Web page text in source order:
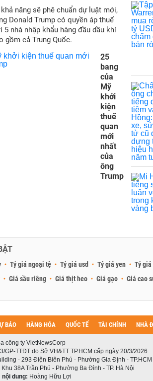
năng sẽ phê chuẩn dự luật mới,
Donald Trump có quyền áp thuế
5 nhà nhập khẩu hàng đầu dầu khí
gồm cả Trung Quốc.
25
bang
của
Mỹ
khởi
kiện
thuế
quan
mới
nhất
của
ông
Trump
Tỷ giá ngoại tệ Tỷ giá usd Tỷ giá yen Tỷ
Giá sầu riêng Giá thịt heo Giá gạo Giá cao
BÁO HÀNG HÓA QUỐC TẾ TÀI CHÍNH NHÀ
công ty VietNewsCorp
GP-TTĐT do Sở VH&TT TP.HCM cấp ngày 20/3/2026
- 293 Điện Biên Phủ - Phường Gia Định - TP.HCM
Khu 38A Trần Phú - Phường Ba Đình - TP. Hà Nội
dung: Hoàng Hữu Lợi